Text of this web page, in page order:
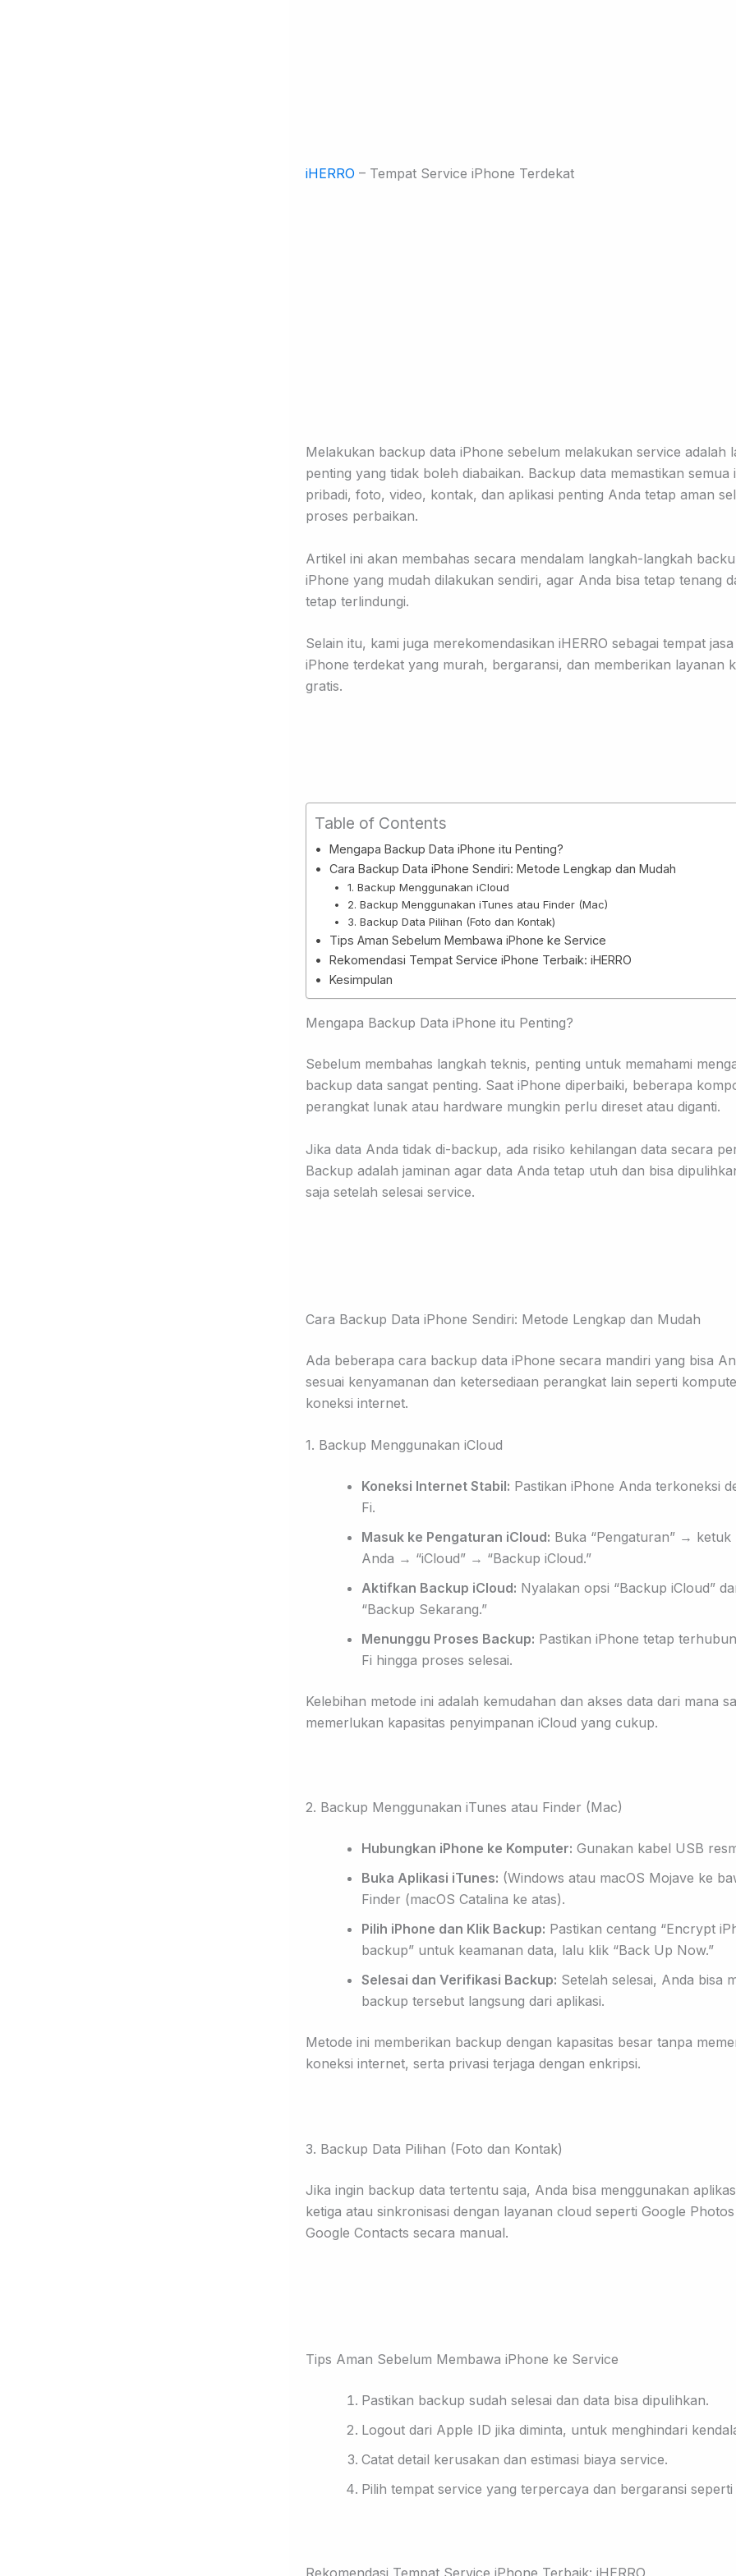
iHERRO – Tempat Service iPhone Terdekat
Melakukan backup data iPhone sebelum melakukan service adalah
penting yang tidak boleh diabaikan. Backup data memastikan semua
pribadi, foto, video, kontak, dan aplikasi penting Anda tetap aman
proses perbaikan.
Artikel ini akan membahas secara mendalam langkah-langkah
iPhone yang mudah dilakukan sendiri, agar Anda bisa tetap tenang
tetap terlindungi.
Selain itu, kami juga merekomendasikan iHERRO sebagai tempat
iPhone terdekat yang murah, bergaransi, dan memberikan layanan
gratis.
Table of Contents
Mengapa Backup Data iPhone itu Penting?
Cara Backup Data iPhone Sendiri: Metode Lengkap dan Mudah
1. Backup Menggunakan iCloud
2. Backup Menggunakan iTunes atau Finder (Mac)
3. Backup Data Pilihan (Foto dan Kontak)
Tips Aman Sebelum Membawa iPhone ke Service
Rekomendasi Tempat Service iPhone Terbaik: iHERRO
Kesimpulan
Mengapa Backup Data iPhone itu Penting?
Sebelum membahas langkah teknis, penting untuk memahami
backup data sangat penting. Saat iPhone diperbaiki, beberapa
perangkat lunak atau hardware mungkin perlu direset atau diganti.
Jika data Anda tidak di-backup, ada risiko kehilangan data secara
Backup adalah jaminan agar data Anda tetap utuh dan bisa
saja setelah selesai service.
Cara Backup Data iPhone Sendiri: Metode Lengkap dan Mudah
Ada beberapa cara backup data iPhone secara mandiri yang bisa
sesuai kenyamanan dan ketersediaan perangkat lain seperti
koneksi internet.
1. Backup Menggunakan iCloud
Koneksi Internet Stabil: Pastikan iPhone Anda terkoneksi
Fi.
Masuk ke Pengaturan iCloud: Buka “Pengaturan” → ketuk
Anda → “iCloud” → “Backup iCloud.”
Aktifkan Backup iCloud: Nyalakan opsi “Backup iCloud”
“Backup Sekarang.”
Menunggu Proses Backup: Pastikan iPhone tetap
Fi hingga proses selesai.
Kelebihan metode ini adalah kemudahan dan akses data dari mana
memerlukan kapasitas penyimpanan iCloud yang cukup.
2. Backup Menggunakan iTunes atau Finder (Mac)
Hubungkan iPhone ke Komputer: Gunakan kabel USB
Buka Aplikasi iTunes: (Windows atau macOS Mojave ke
Finder (macOS Catalina ke atas).
Pilih iPhone dan Klik Backup: Pastikan centang “Encrypt
backup” untuk keamanan data, lalu klik “Back Up Now.”
Selesai dan Verifikasi Backup: Setelah selesai, Anda bisa
backup tersebut langsung dari aplikasi.
Metode ini memberikan backup dengan kapasitas besar tanpa
koneksi internet, serta privasi terjaga dengan enkripsi.
3. Backup Data Pilihan (Foto dan Kontak)
Jika ingin backup data tertentu saja, Anda bisa menggunakan
ketiga atau sinkronisasi dengan layanan cloud seperti Google
Google Contacts secara manual.
Tips Aman Sebelum Membawa iPhone ke Service
Pastikan backup sudah selesai dan data bisa dipulihkan.
Logout dari Apple ID jika diminta, untuk menghindari
Catat detail kerusakan dan estimasi biaya service.
Pilih tempat service yang terpercaya dan bergaransi seperti
Rekomendasi Tempat Service iPhone Terbaik: iHERRO